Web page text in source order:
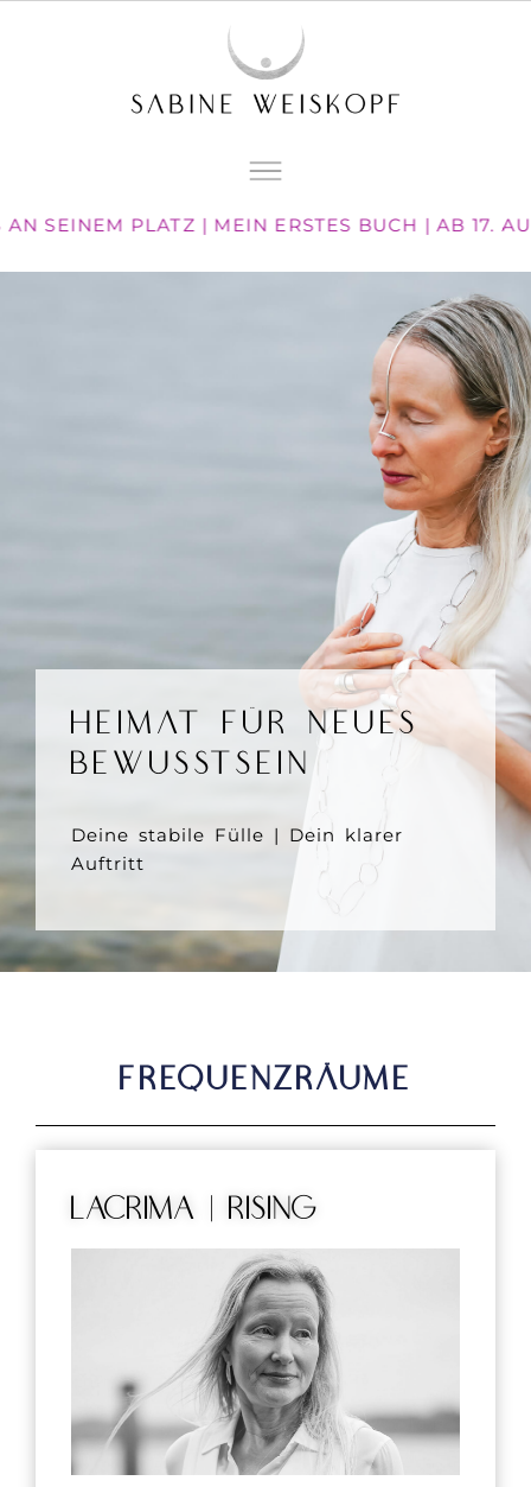
SEINEM PLATZ | MEIN ERSTES BUCH | AB 17.
Heimat für neues
Bewusstsein
Deine stabile Fülle | Dein klarer
Auftritt
Frequenzräume
LACRIMA | rising